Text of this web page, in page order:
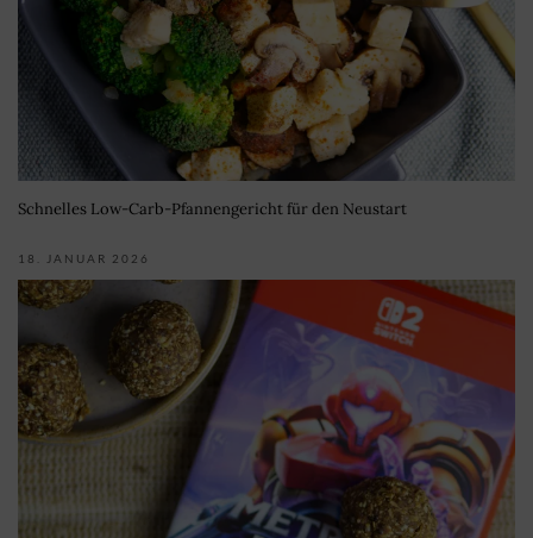
Schnelles Low-Carb-Pfannengericht für den Neustart
18. JANUAR 2026